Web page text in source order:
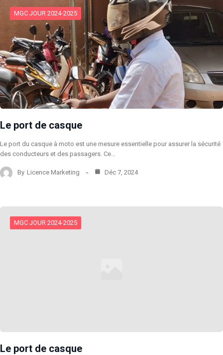
MGC JOUR 2024-2025
Le port de casque
Le port du casque à moto est une mesure essentielle pour assurer la sécurité
des conducteurs et des passagers. Ce…
By Licence Marketing Déc 7, 2024
MGC JOUR 2024-2025
Le port de casque